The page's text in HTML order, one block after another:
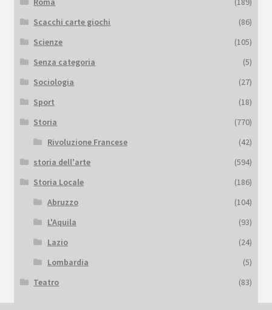
Scacchi carte giochi
(86)
Scienze
(105)
Senza categoria
(5)
Sociologia
(27)
Sport
(18)
Storia
(770)
Rivoluzione Francese
(42)
storia dell'arte
(594)
Storia Locale
(186)
Abruzzo
(104)
L'Aquila
(93)
Lazio
(24)
Lombardia
(5)
Teatro
(83)